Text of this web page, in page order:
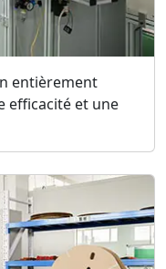
entièrement
efficacité et une